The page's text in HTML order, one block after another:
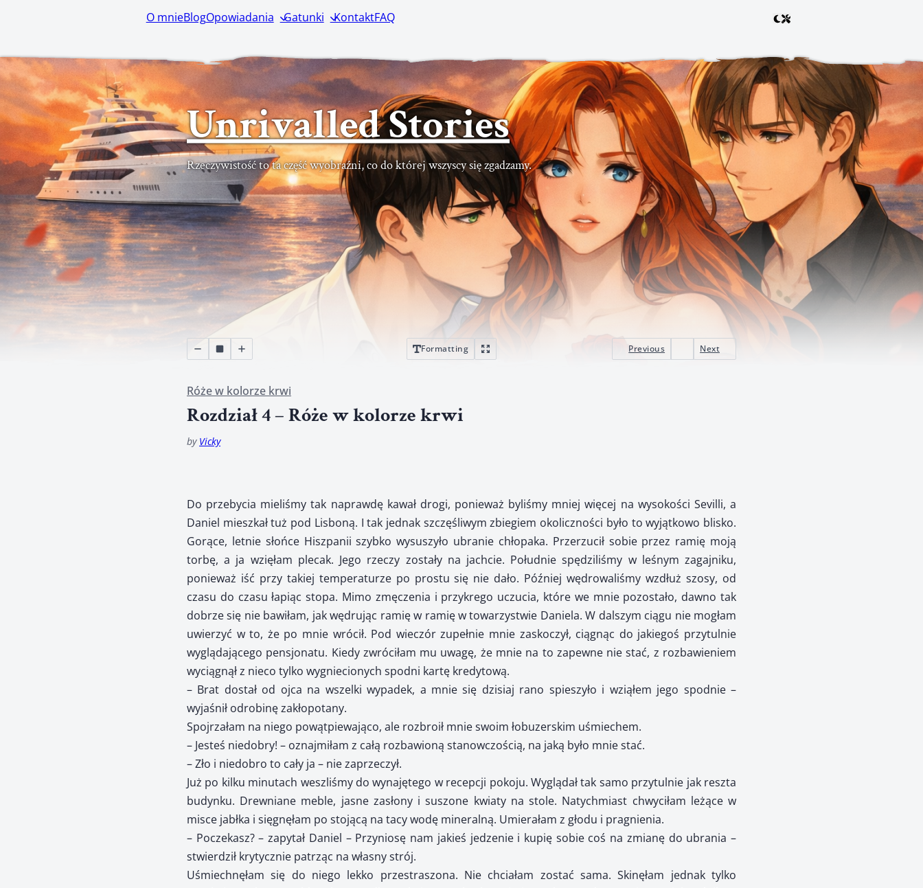
O mnieBlogOpowiadania Gatunki KontaktFAQ
Unrivalled Stories
Rzeczywistość to ta część wyobraźni, co do której wszyscy się zgadzamy.
Formatting Previous Next
Róże w kolorze krwi
Rozdział 4 – Róże w kolorze krwi
by Vicky
Do przebycia mieliśmy tak naprawdę kawał drogi, ponieważ byliśmy mniej więcej na wysokości Sevilli, a
Daniel mieszkał tuż pod Lisboną. I tak jednak szczęśliwym zbiegiem okoliczności było to wyjątkowo blisko.
Gorące, letnie słońce Hiszpanii szybko wysuszyło ubranie chłopaka. Przerzucił sobie przez ramię moją
torbę, a ja wzięłam plecak. Jego rzeczy zostały na jachcie. Południe spędziliśmy w leśnym zagajniku,
ponieważ iść przy takiej temperaturze po prostu się nie dało. Później wędrowaliśmy wzdłuż szosy, od
czasu do czasu łapiąc stopa. Mimo zmęczenia i przykrego uczucia, które we mnie pozostało, dawno tak
dobrze się nie bawiłam, jak wędrując ramię w ramię w towarzystwie Daniela. W dalszym ciągu nie mogłam
uwierzyć w to, że po mnie wrócił. Pod wieczór zupełnie mnie zaskoczył, ciągnąc do jakiegoś przytulnie
wyglądającego pensjonatu. Kiedy zwróciłam mu uwagę, że mnie na to zapewne nie stać, z rozbawieniem
wyciągnął z nieco tylko wygniecionych spodni kartę kredytową.
– Brat dostał od ojca na wszelki wypadek, a mnie się dzisiaj rano spieszyło i wziąłem jego spodnie –
wyjaśnił odrobinę zakłopotany.
Spojrzałam na niego powątpiewająco, ale rozbroił mnie swoim łobuzerskim uśmiechem.
– Jesteś niedobry! – oznajmiłam z całą rozbawioną stanowczością, na jaką było mnie stać.
– Zło i niedobro to cały ja – nie zaprzeczył.
Już po kilku minutach weszliśmy do wynajętego w recepcji pokoju. Wyglądał tak samo przytulnie jak reszta
budynku. Drewniane meble, jasne zasłony i suszone kwiaty na stole. Natychmiast chwyciłam leżące w
misce jabłka i sięgnęłam po stojącą na tacy wodę mineralną. Umierałam z głodu i pragnienia.
– Poczekasz? – zapytał Daniel – Przyniosę nam jakieś jedzenie i kupię sobie coś na zmianę do ubrania –
stwierdził krytycznie patrząc na własny strój.
Uśmiechnęłam się do niego lekko przestraszona. Nie chciałam zostać sama. Skinęłam jednak tylko